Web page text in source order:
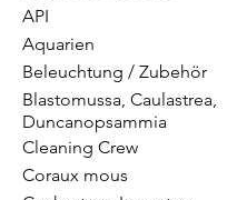
API
Aquarien
Beleuchtung / Zubehör
Blastomussa, Caulastrea,
Duncanopsammia
Cleaning Crew
Coraux mous